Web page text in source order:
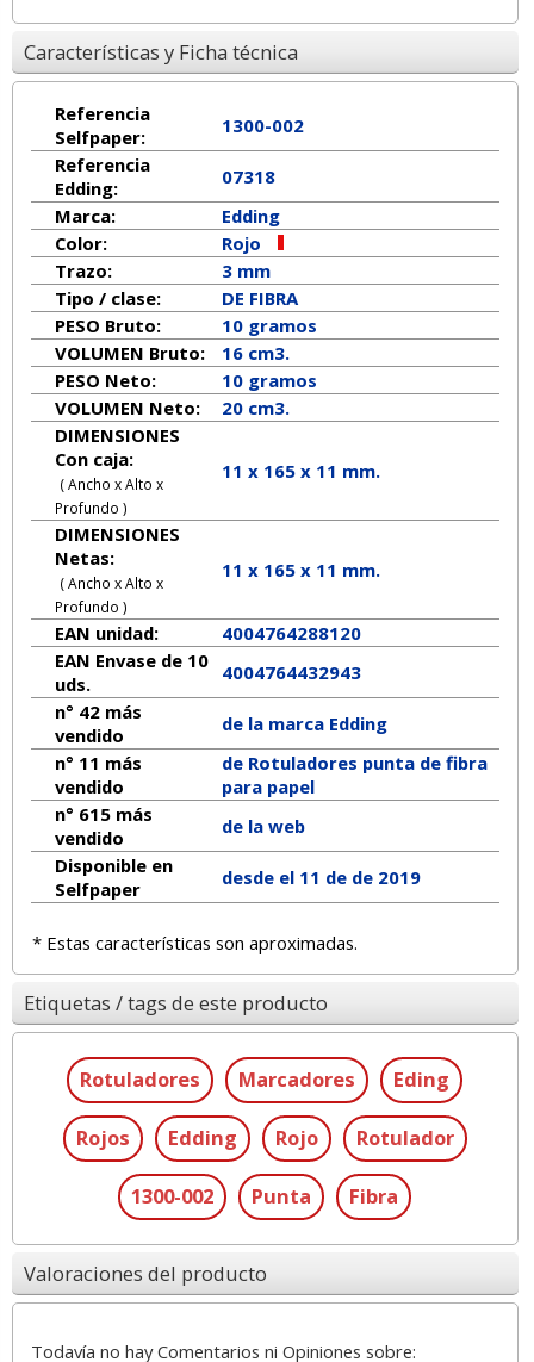
Características y Ficha técnica
Referencia
Selfpaper:
1300-002
Referencia
Edding:
07318
Marca:
Edding
Color:
Rojo
Trazo:
3 mm
Tipo / clase:
DE FIBRA
PESO Bruto:
10 gramos
VOLUMEN Bruto:
16 cm3.
PESO Neto:
10gramos
VOLUMEN Neto:
20 cm3.
DIMENSIONES
Con caja:
( Ancho x Alto x
Profundo )
11 x 165 x 11 mm.
DIMENSIONES
Netas:
( Ancho x Alto x
Profundo )
11 x 165x 11 mm.
EAN unidad:
4004764288120
EAN Envase de 10
uds.
4004764432943
n° 42 más
vendido
de la marca Edding
n° 11 más
vendido
de Rotuladores punta de fibra
para papel
n° 615 más
vendido
de la web
Disponible en
Selfpaper
desde el 11 de de 2019
* Estas características son aproximadas.
Etiquetas / tags de este producto
Rotuladores Marcadores Eding
Rojos Edding Rojo Rotulador
1300-002 Punta Fibra
Valoraciones del producto
Todavía no hay Comentarios ni Opiniones sobre: